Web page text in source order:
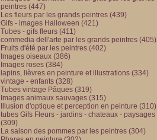
peintres (447)
Les fleurs par les grands peintres (439)
Gifs - images Halloween (421)
Tubes - gifs fleurs (411)
commedia dell'arte par les grands peintres (405)
Fruits d'été par les peintres (402)
Images oiseaux (386)
Images roses (384)
lapins, lièvres en peinture et illustrations (334)
vintage - enfants (328)
Tubes vintage Pâques (319)
Images animaux sauvages (315)
Illusion d'optique et perception en peinture (310)
tubes Gifs Fleurs - jardins - chateaux - paysages
(309)
La saison des pommes par les peintres (304)